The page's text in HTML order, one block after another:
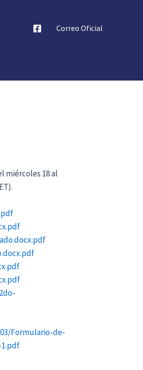
Correo Oficial
miércoles 18 al
Formulario-de-